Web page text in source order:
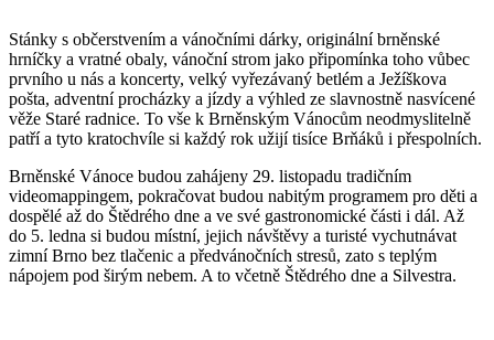
Stánky s občerstvením a vánočními dárky, originální brněnské
hrníčky a vratné obaly, vánoční strom jako připomínka toho vůbec
prvního u nás a koncerty, velký vyřezávaný betlém a Ježíškova
pošta, adventní procházky a jízdy a výhled ze slavnostně nasvícené
věže Staré radnice. To vše k Brněnským Vánocům neodmyslitelně
patří a tyto kratochvíle si každý rok užijí tisíce Brňáků i přespolních.
Brněnské Vánoce budou zahájeny 29. listopadu tradičním
videomappingem, pokračovat budou nabitým programem pro děti a
dospělé až do Štědrého dne a ve své gastronomické části i dál. Až
do 5. ledna si budou místní, jejich návštěvy a turisté vychutnávat
zimní Brno bez tlačenic a předvánočních stresů, zato s teplým
nápojem pod širým nebem. A to včetně Štědrého dne a Silvestra.